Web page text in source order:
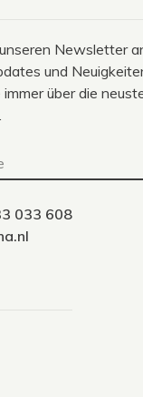
Newsletter
und
über die
033 608